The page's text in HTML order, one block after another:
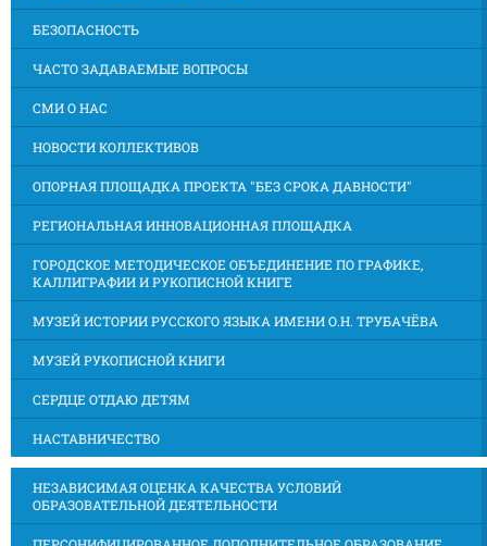
БЕЗОПАСНОСТЬ
ЧАСТО ЗАДАВАЕМЫЕ ВОПРОСЫ
СМИ О НАС
НОВОСТИ КОЛЛЕКТИВОВ
ОПОРНАЯ ПЛОЩАДКА ПРОЕКТА "БЕЗ СРОКА ДАВНОСТИ"
РЕГИОНАЛЬНАЯ ИННОВАЦИОННАЯ ПЛОЩАДКА
ГОРОДСКОЕ МЕТОДИЧЕСКОЕ ОБЪЕДИНЕНИЕ ПО ГРАФИКЕ,
КАЛЛИГРАФИИ И РУКОПИСНОЙ КНИГЕ
МУЗЕЙ ИСТОРИИ РУССКОГО ЯЗЫКА ИМЕНИ О.Н. ТРУБАЧЁВА
МУЗЕЙ РУКОПИСНОЙ КНИГИ
СЕРДЦЕ ОТДАЮ ДЕТЯМ
НАСТАВНИЧЕСТВО
НЕЗАВИСИМАЯ ОЦЕНКА КАЧЕСТВА УСЛОВИЙ
ОБРАЗОВАТЕЛЬНОЙ ДЕЯТЕЛЬНОСТИ